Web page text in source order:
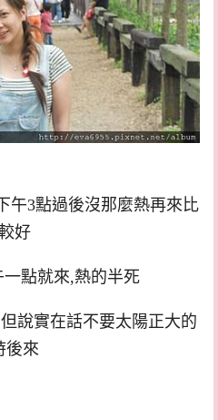
午3點過後沒那麼熱再來比
好
點就來,熱的半死
說實在話不要太陽正大的
後來